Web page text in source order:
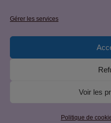
Gérer les services
Voir les
Politique de
© 2026 CAP EPC : équipier
JetForceOne•